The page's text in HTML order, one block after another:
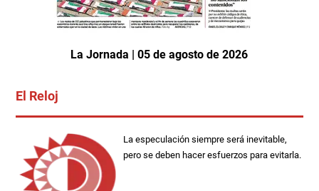
La Jornada | 05 de agosto de 2026
El Reloj
La especulación siempre será inevitable,
pero se deben hacer esfuerzos para evitarla.